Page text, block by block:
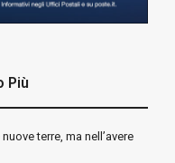
Più
terre, ma nell’avere